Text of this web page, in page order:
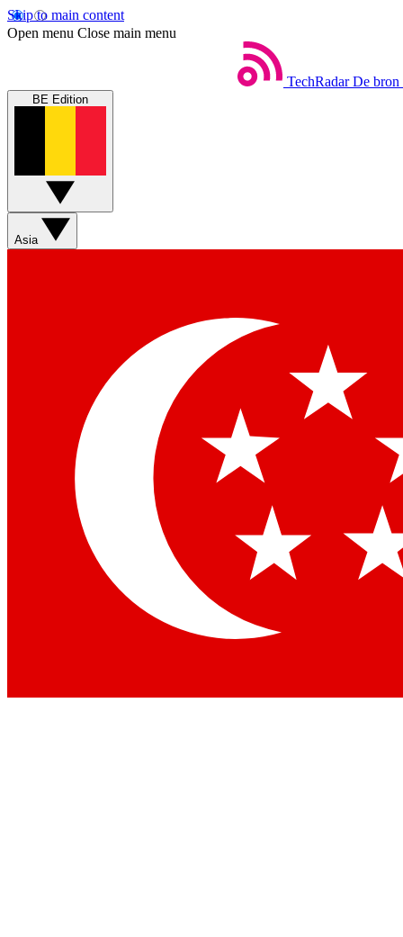
Skip to main content
Open menu Close main menu
TechRadar De bron
BE Edition
Asia